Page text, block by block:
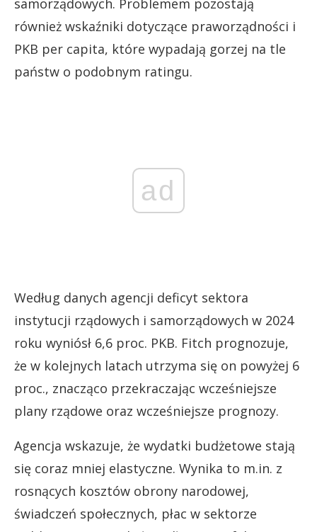
samorządowych. Problemem pozostają
również wskaźniki dotyczące praworządności i
PKB per capita, które wypadają gorzej na tle
państw o podobnym ratingu.
ad
Według danych agencji deficyt sektora
instytucji rządowych i samorządowych w 2024
roku wyniósł 6,6 proc. PKB. Fitch prognozuje,
że w kolejnych latach utrzyma się on powyżej 6
proc., znacząco przekraczając wcześniejsze
plany rządowe oraz wcześniejsze prognozy.
Agencja wskazuje, że wydatki budżetowe stają
się coraz mniej elastyczne. Wynika to m.in. z
rosnących kosztów obrony narodowej,
świadczeń społecznych, płac w sektorze